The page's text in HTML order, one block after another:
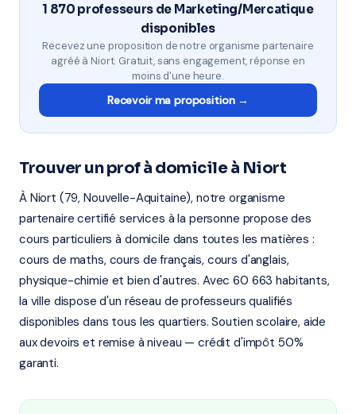
1 870 professeurs de Marketing/Mercatique
disponibles
Recevez une proposition de notre organisme partenaire
agréé à Niort. Gratuit, sans engagement, réponse en
moins d'une heure.
Recevoir ma proposition →
Trouver un prof à domicile à Niort
À Niort (79, Nouvelle-Aquitaine), notre organisme
partenaire certifié services à la personne propose des
cours particuliers à domicile dans toutes les matières :
cours de maths, cours de français, cours d'anglais,
physique-chimie et bien d'autres. Avec 60 663 habitants,
la ville dispose d'un réseau de professeurs qualifiés
disponibles dans tous les quartiers. Soutien scolaire, aide
aux devoirs et remise à niveau — crédit d'impôt 50%
garanti.